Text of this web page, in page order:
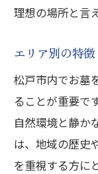
理想の場所と言
エリア別の特
松戸市内でお墓
ることが重要で
自然環境と静か
は、地域の歴史
を重視する方に